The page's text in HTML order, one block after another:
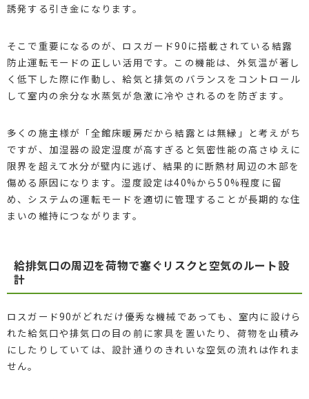
誘発する引き金になります。
そこで重要になるのが、ロスガード90に搭載されている結露
防止運転モードの正しい活用です。この機能は、外気温が著し
く低下した際に作動し、給気と排気のバランスをコントロール
して室内の余分な水蒸気が急激に冷やされるのを防ぎます。
多くの施主様が「全館床暖房だから結露とは無縁」と考えがち
ですが、加湿器の設定湿度が高すぎると気密性能の高さゆえに
限界を超えて水分が壁内に逃げ、結果的に断熱材周辺の木部を
傷める原因になります。湿度設定は40%から50%程度に留
め、システムの運転モードを適切に管理することが長期的な住
まいの維持につながります。
給排気口の周辺を荷物で塞ぐリスクと空気のルート設
計
ロスガード90がどれだけ優秀な機械であっても、室内に設けら
れた給気口や排気口の目の前に家具を置いたり、荷物を山積み
にしたりしていては、設計通りのきれいな空気の流れは作れま
せん。